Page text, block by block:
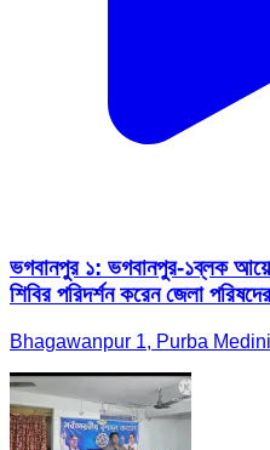
ভগবানপুর ১: ভগবানপুর-১ব্লক
শিবির পরিদর্শন করেন জেলা
Bhagawanpur 1, Purba